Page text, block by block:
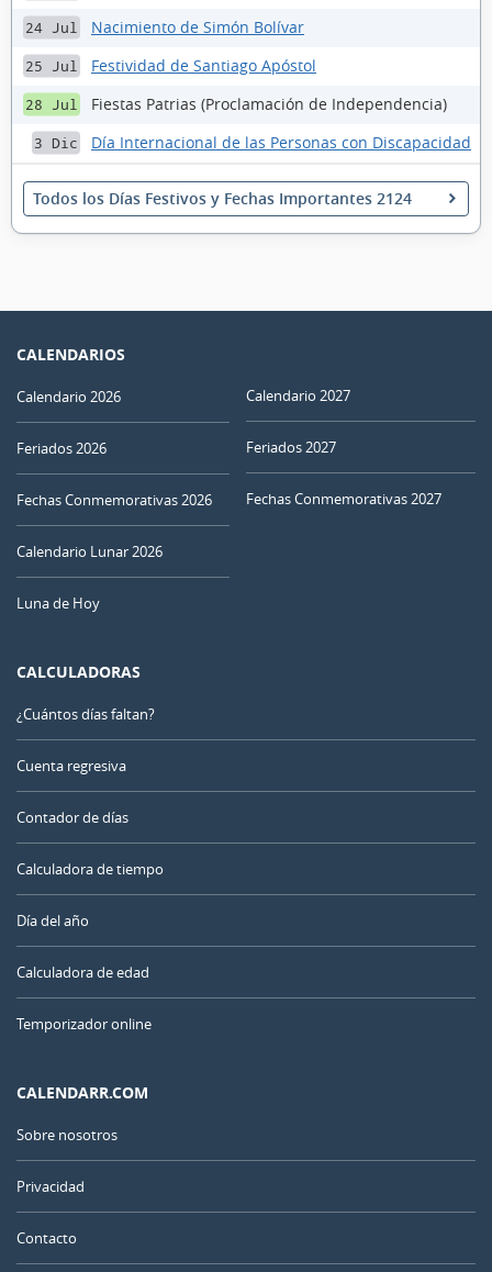
24 Jul Nacimiento de Simón Bolívar
25 Jul Festividad de Santiago Apóstol
28 Jul Fiestas Patrias (Proclamación de Independencia)
3 Dic Día Internacional de las Personas con Discapacidad
Todos los Días Festivos y Fechas Importantes 2124
CALENDARIOS
Calendario 2026
Feriados 2026
Fechas Conmemorativas 2026
Calendario Lunar 2026
Luna de Hoy
Calendario 2027
Feriados 2027
Fechas Conmemorativas 2027
CALCULADORAS
¿Cuántos días faltan?
Cuenta regresiva
Contador de días
Calculadora de tiempo
Día del año
Calculadora de edad
Temporizador online
CALENDARR.COM
Sobre nosotros
Privacidad
Contacto